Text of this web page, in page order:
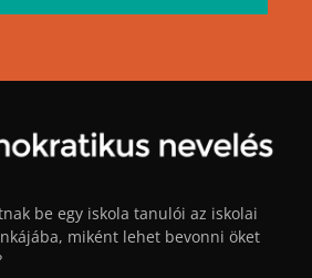
be egy iskola tanulói az iskolai
miként lehet bevonni öket